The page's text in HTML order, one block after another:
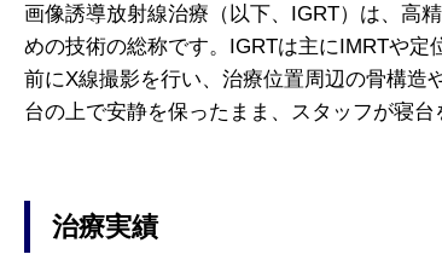
画像誘導放射線治療（以下、IGRT）は、高
めの技術の総称です。IGRTは主にIMRTや
前にX線撮影を行い、治療位置周辺の骨構造
台の上で安静を保ったまま、スタッフが寝
治療実績